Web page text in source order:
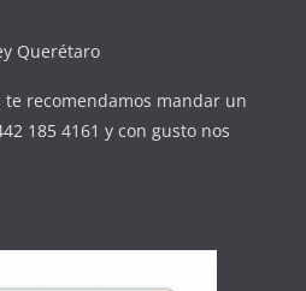
Querétaro
recomendamos mandar un
185 4161 y con gusto nos